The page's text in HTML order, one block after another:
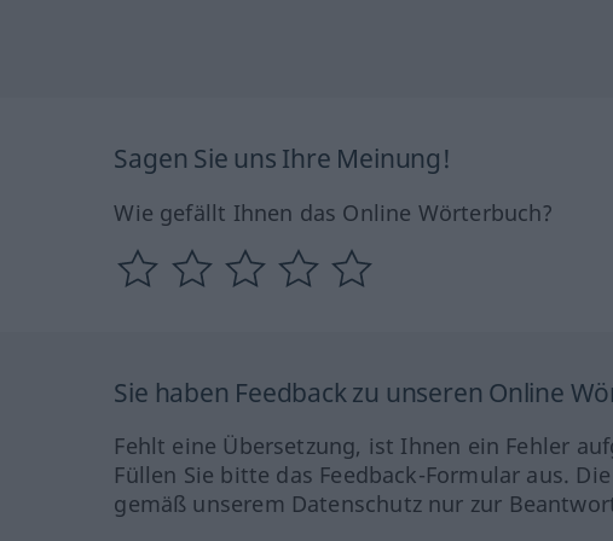
Sagen Sie uns Ihre Meinung!
Wie gefällt Ihnen das Online Wörterbuch?
Sie haben Feedback zu unseren Online
Fehlt eine Übersetzung, ist Ihnen ein Fehler
Füllen Sie bitte das Feedback-Formular aus.
gemäß unserem Datenschutz nur zur